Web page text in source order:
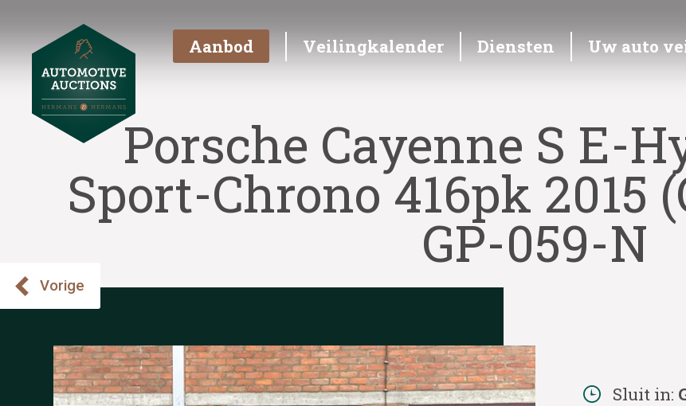
Aanbod Veilingkalender Diensten Uw auto
Porsche Cayenne S E-
Sport-Chrono 416pk 2015
GP-059-N
Sluit in:
Vorige